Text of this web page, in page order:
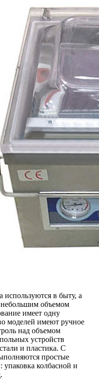
используются в быту, а
небольшим объемом
имеет одну
моделей имеют ручное
над объемом
устройств
и пластика. С
простые
колбасной и